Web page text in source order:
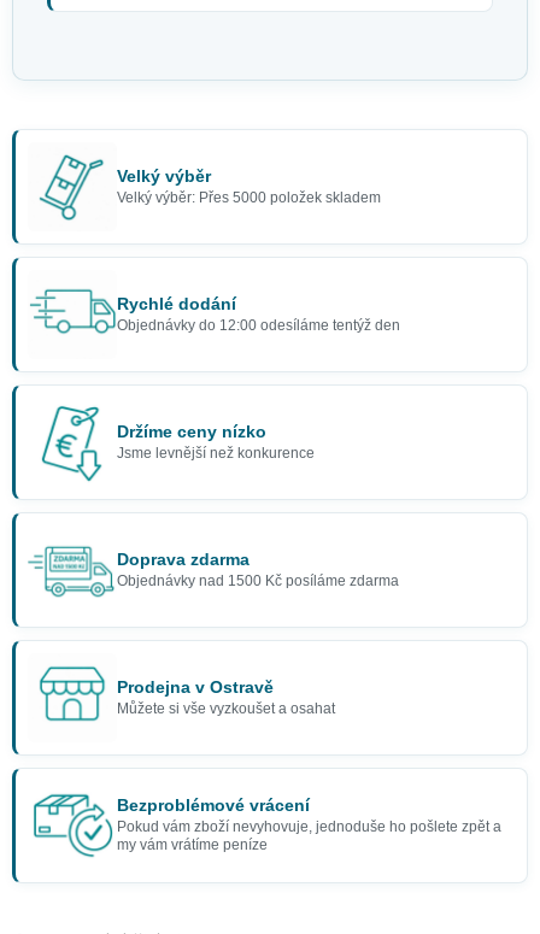
Velký výběr
Velký výběr: Přes 5000 položek skladem
Rychlé dodání
Objednávky do 12:00 odesíláme tentýž den
Držíme ceny nízko
Jsme levnější než konkurence
Doprava zdarma
Objednávky nad 1500 Kč posíláme zdarma
Prodejna v Ostravě
Můžete si vše vyzkoušet a osahat
Bezproblémové vrácení
Pokud vám zboží nevyhovuje, jednoduše ho pošlete zpět a
my vám vrátíme peníze